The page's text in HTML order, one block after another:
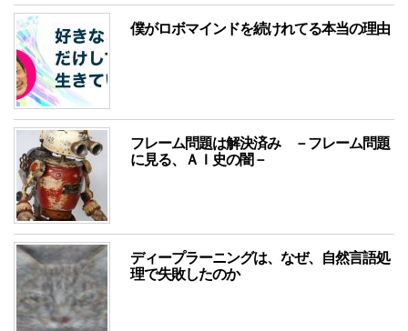
僕がロボマインドを続けれてる本当の理由
フレーム問題は解決済み －フレーム問題
に見る、ＡＩ史の闇－
ディープラーニングは、なぜ、自然言語処
理で失敗したのか